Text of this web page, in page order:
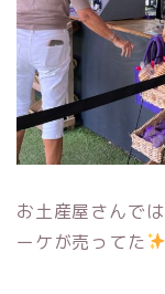
お土産屋さんで
ーケが売ってた